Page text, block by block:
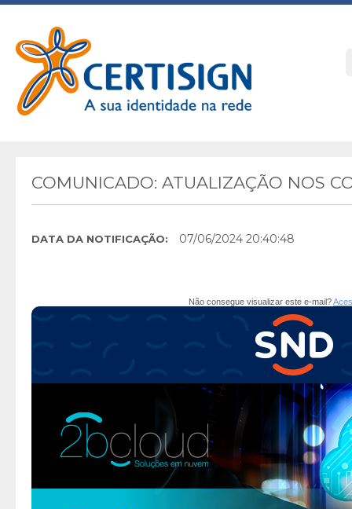
COMUNICADO: ATUALIZAÇÃO NOS
DATA DA NOTIFICAÇÃO: 07/06/2024 20:40:48
Não consegue visualizar este e-mail?